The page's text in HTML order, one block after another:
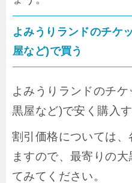
よみうりランドのチケ
屋など)で買う
よみうりランドのチ
黒屋など)で安く購入
割引価格については、
ますので、最寄りの
てみてください。